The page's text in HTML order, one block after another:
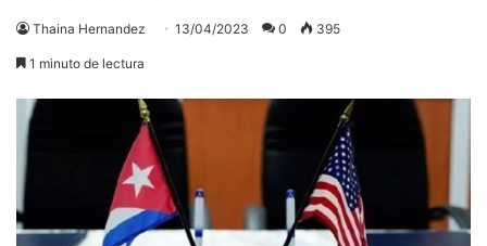
Thaina Hernandez 13/04/2023 0 395
1 minuto de lectura